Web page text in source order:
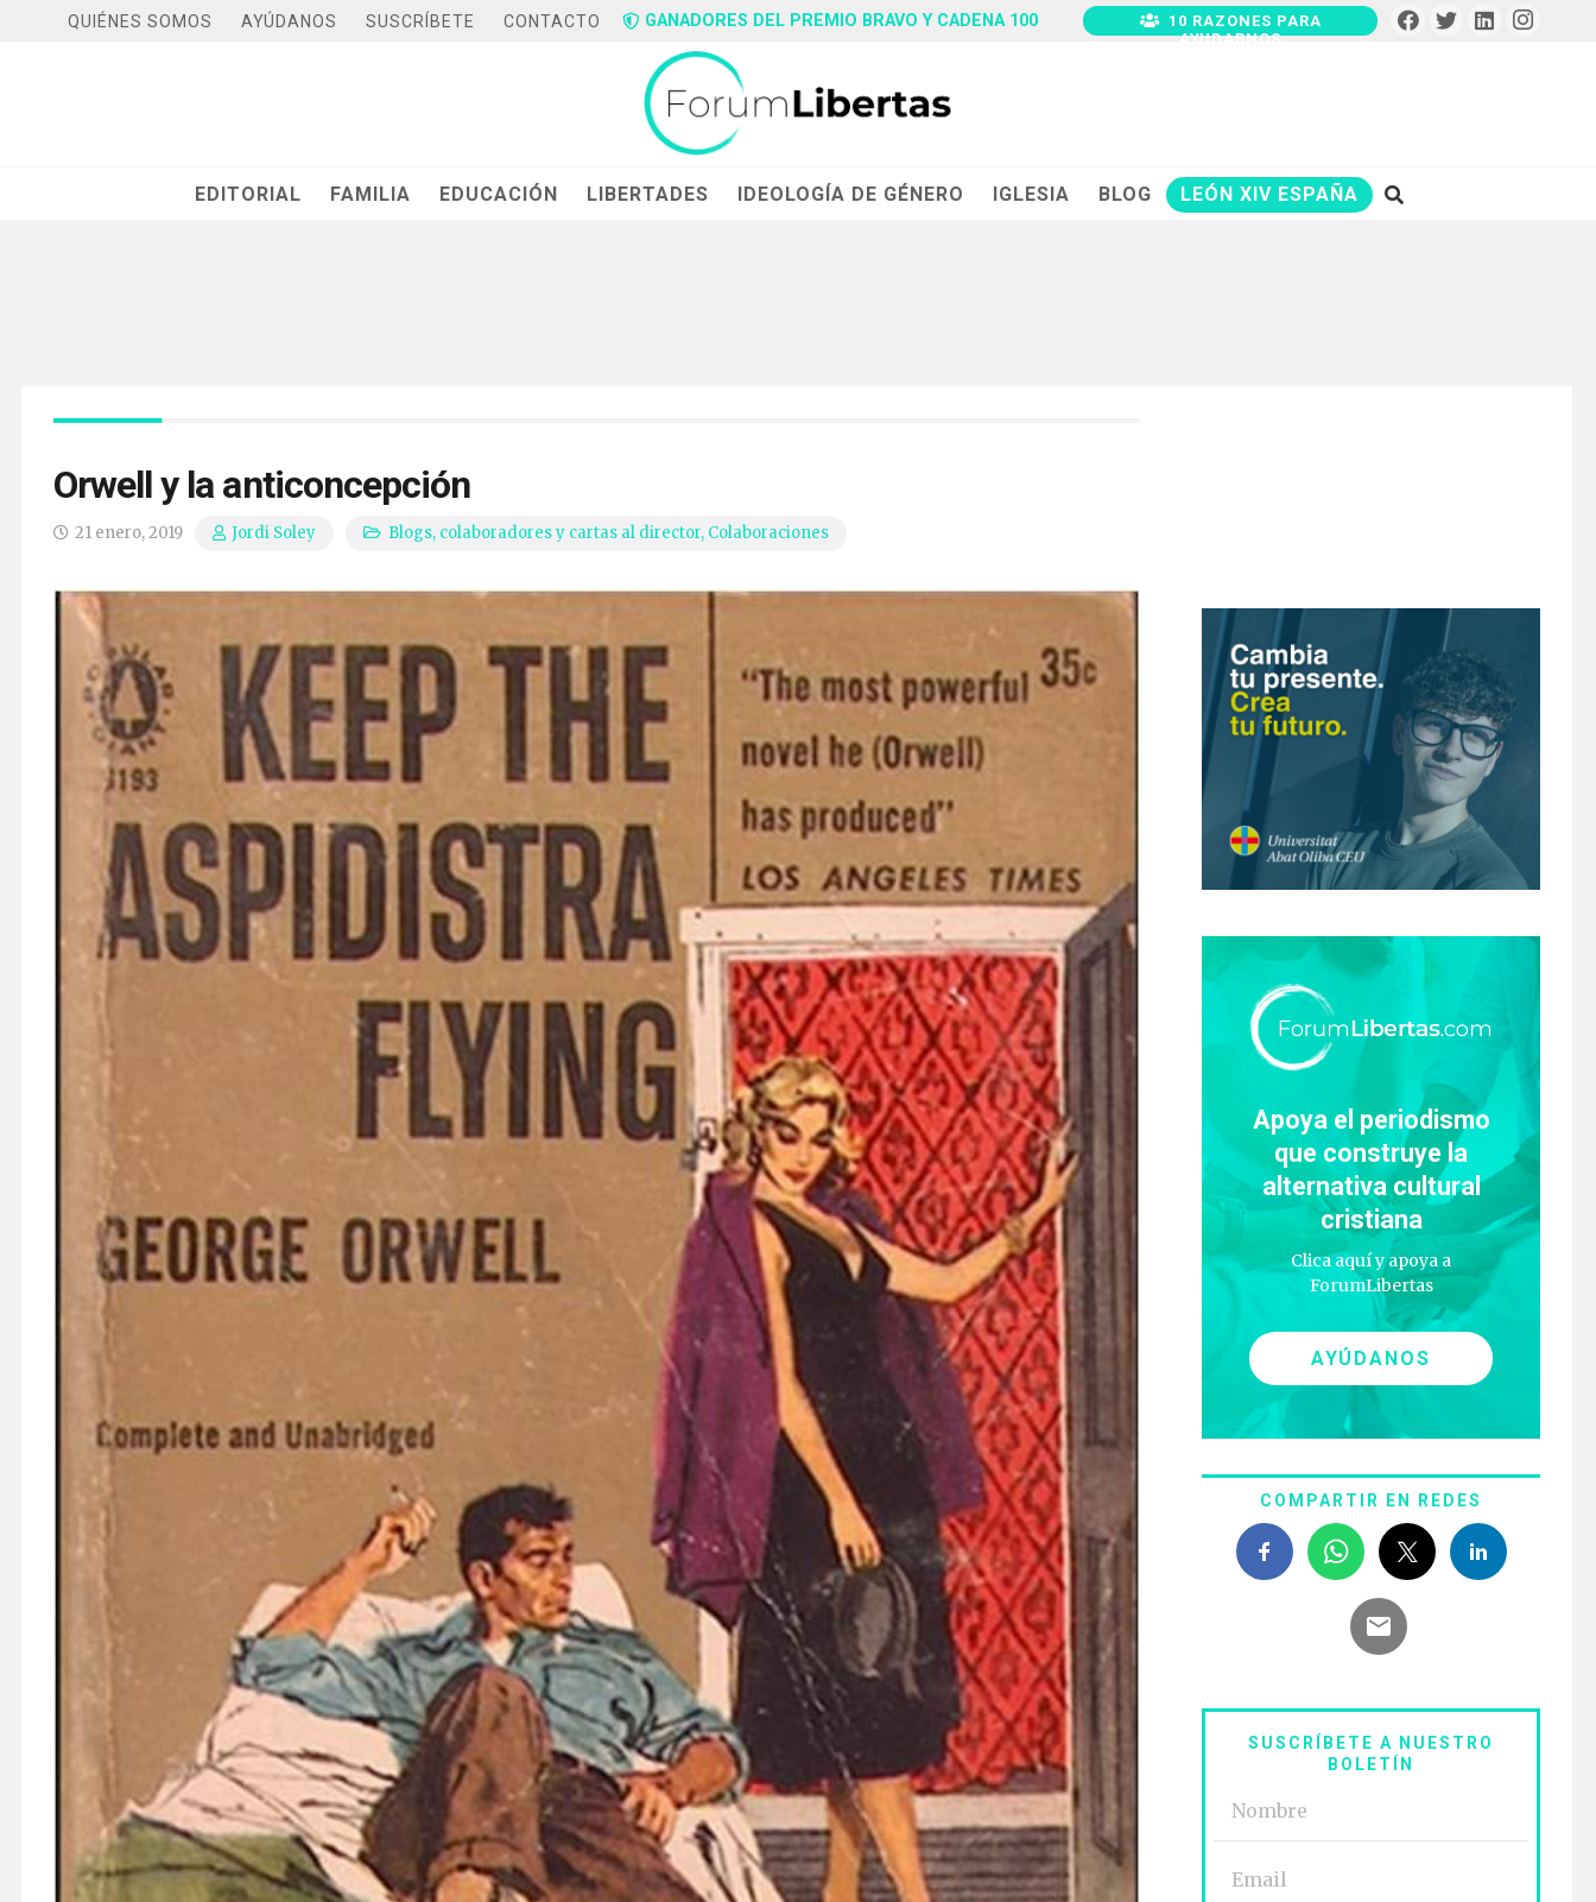
QUIÉNES SOMOS AYÚDANOS SUSCRÍBETE CONTACTO GANADORES DEL PREMIO BRAVO Y CADENA 100
10 RAZONES PARA
AYUDARNOS
EDITORIAL FAMILIA EDUCACIÓN LIBERTADES IDEOLOGÍA DE GÉNERO IGLESIA BLOG LEÓN XIV ESPAÑA
Orwell y la anticoncepción
21 enero, 2019 Jordi Soley Blogs, colaboradores y cartas al director, Colaboraciones
Apoya el periodismo
que construye la
alternativa cultural
cristiana
Clica aquí y apoya a
ForumLibertas
AYÚDANOS
COMPARTIR EN REDES
SUSCRÍBETE A NUESTRO
BOLETÍN